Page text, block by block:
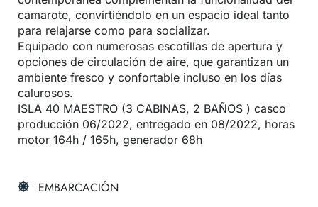
camarote, convirtiéndolo en un espacio ideal tanto
para relajarse como para socializar.
Equipado con numerosas escotillas de apertura y
opciones de circulación de aire, que garantizan un
ambiente fresco y confortable incluso en los días
calurosos.
ISLA 40 MAESTRO (3 CABINAS, 2 BAÑOS ) casco
producción 06/2022, entregado en 08/2022, horas
motor 164h / 165h, generador 68h
EMBARCACIÓN